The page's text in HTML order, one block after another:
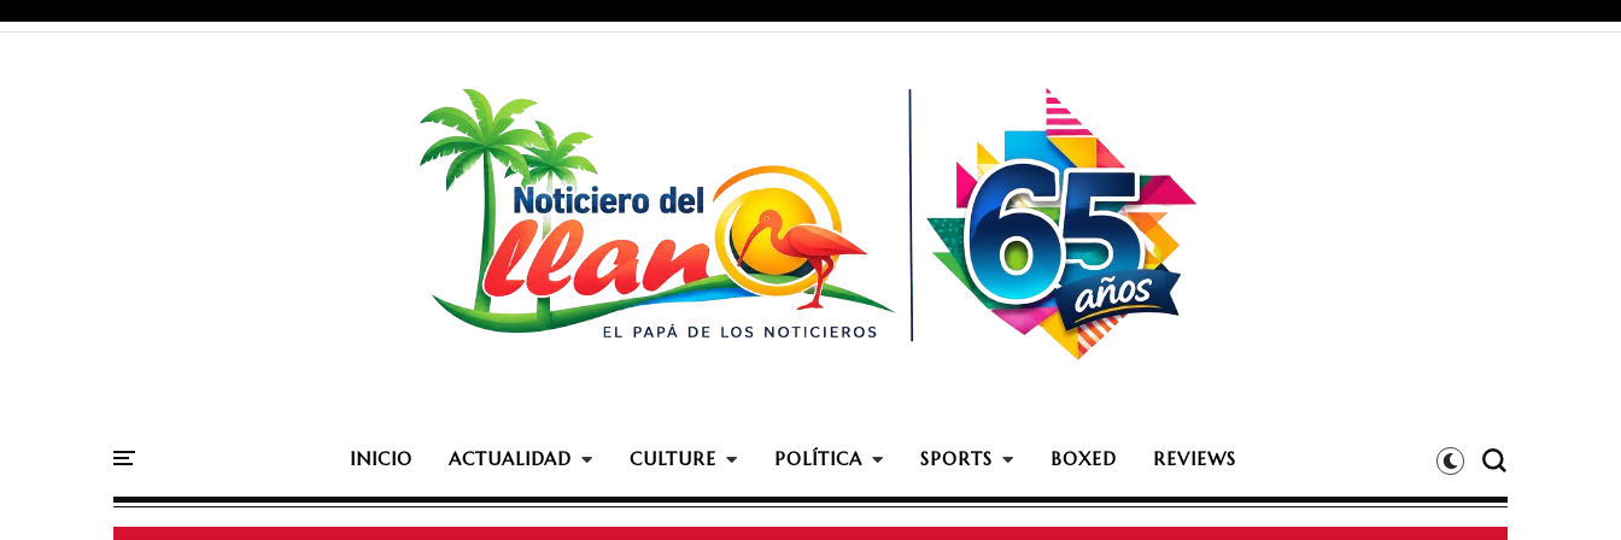
INICIO ACTUALIDAD CULTURE POLÍTICA SPORTS BOXED REVIEWS